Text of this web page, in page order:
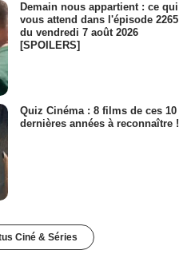
Demain nous appartient : ce qui
vous attend dans l'épisode 2265
du vendredi 7 août 2026
[SPOILERS]
Quiz Cinéma : 8 films de ces 10
dernières années à reconnaître !
Ciné & Séries